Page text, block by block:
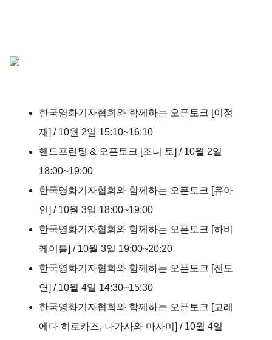
한국영화기자협회와 함께하는 오픈토크 [이정
재] / 10월 2일 15:10~16:10
핸드프린팅 & 오픈토크 [조니 토] / 10월 2일
18:00~19:00
한국영화기자협회와 함께하는 오픈토크 [유아
인] / 10월 3일 18:00~19:00
한국영화기자협회와 함께하는 오픈토크 [하비
케이틀] / 10월 3일 19:00~20:20
한국영화기자협회와 함께하는 오픈토크 [전도
연] / 10월 4일 14:30~15:30
한국영화기자협회와 함께하는 오픈토크 [고레
에다 히로카즈, 나가사와 마사미] / 10월 4일